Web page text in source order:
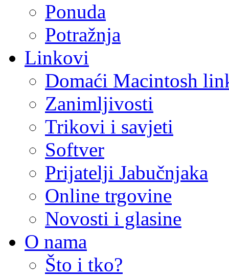
Ponuda
Potražnja
Linkovi
Domaći Macintosh
Zanimljivosti
Trikovi i savjeti
Softver
Prijatelji Jabučnjaka
Online trgovine
Novosti i glasine
O nama
Što i tko?